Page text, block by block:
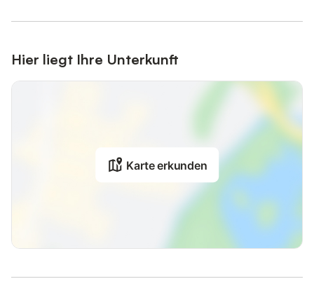
Hier liegt Ihre Unterkunft
Karte erkunden